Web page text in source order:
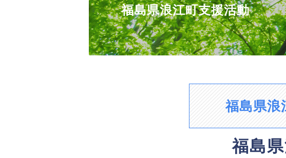
福島県浪江町支援活動
福島県浪
福島